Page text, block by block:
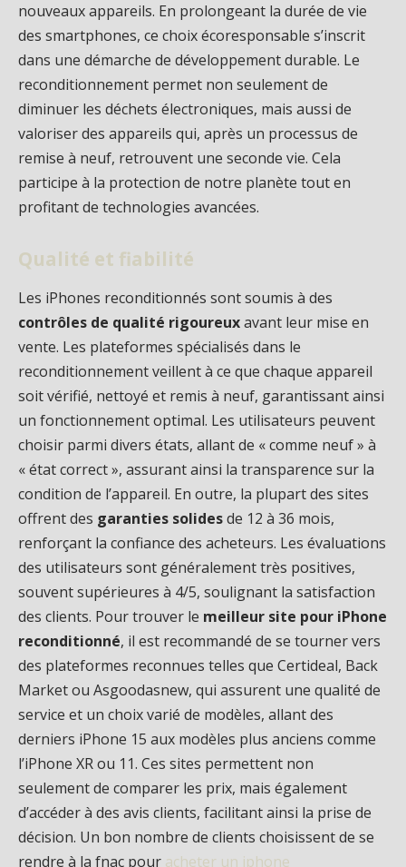
nouveaux appareils. En prolongeant la durée de vie
des smartphones, ce choix écoresponsable s’inscrit
dans une démarche de développement durable. Le
reconditionnement permet non seulement de
diminuer les déchets électroniques, mais aussi de
valoriser des appareils qui, après un processus de
remise à neuf, retrouvent une seconde vie. Cela
participe à la protection de notre planète tout en
profitant de technologies avancées.
Qualité et fiabilité
Les iPhones reconditionnés sont soumis à des
contrôles de qualité rigoureuxavant leur mise en
vente. Les plateformes spécialisés dans le
reconditionnement veillent à ce que chaque appareil
soit vérifié, nettoyé et remis à neuf, garantissant ainsi
un fonctionnement optimal. Les utilisateurs peuvent
choisir parmi divers états, allant de « comme neuf » à
« état correct », assurant ainsi la transparence sur la
condition de l’appareil. En outre, la plupart des sites
offrent des garanties solidesde 12 à 36 mois,
renforçant la confiance des acheteurs. Les évaluations
des utilisateurs sont généralement très positives,
souvent supérieures à 4/5, soulignant la satisfaction
des clients. Pour trouver le meilleur site pour iPhone
reconditionné, il est recommandé de se tourner vers
des plateformes reconnues telles que Certideal, Back
Market ou Asgoodasnew, qui assurent une qualité de
service et un choix varié de modèles, allant des
derniers iPhone 15 aux modèles plus anciens comme
l’iPhone XR ou 11. Ces sites permettent non
seulement de comparer les prix, mais également
d’accéder à des avis clients, facilitant ainsi la prise de
décision. Un bon nombre de clients choisissent de se
rendre à la fnac pour acheter un iphone